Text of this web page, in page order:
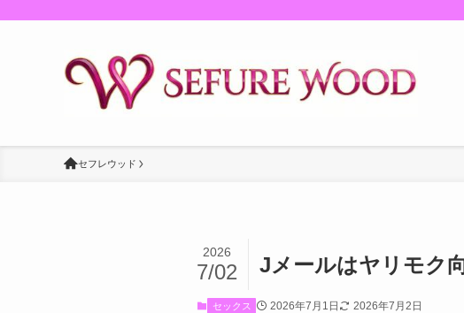
セフレウッド
Jメールはヤリモク
2026
7/02
セックス 2026年7月1日 2026年7月2日